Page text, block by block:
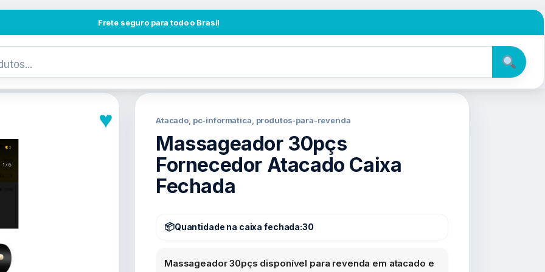
Frete seguro para todo o Brasil
♥ Atacado, pc-informatica, produtos-para-revenda
Massageador 30pçs
Fornecedor Atacado Caixa
Fechada
Quantidade na caixa fechada:30
Massageador 30pçs disponível para revenda em atacado e